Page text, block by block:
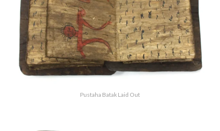
Pustaha Batak Laid Out